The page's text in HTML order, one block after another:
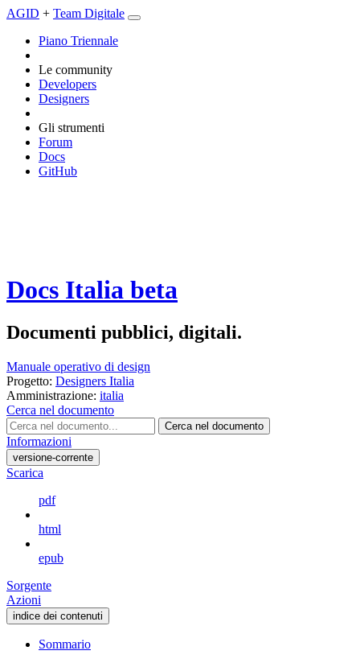
AGID + Team Digitale
Piano Triennale
Le community
Developers
Designers
Gli strumenti
Forum
Docs
GitHub
Docs Italia beta
Documenti pubblici, digitali.
Manuale operativo di design
Progetto: Designers Italia
Amministrazione: italia
Cerca nel documento
Cerca nel documento
Informazioni
versione-corrente
Scarica
pdf
html
epub
Sorgente
Azioni
indice dei contenuti
Sommario